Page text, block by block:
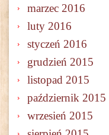
marzec 2016
luty 2016
styczeń 2016
grudzień 2015
listopad 2015
październik 2015
wrzesień 2015